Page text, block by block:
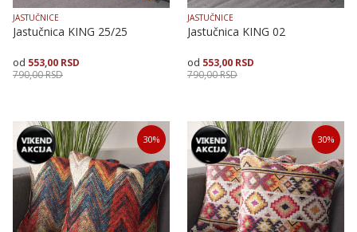
JASTUČNICE
Jastučnica KING 25/25
553,00 RSD
790,00RSD
Veličina
40X40
Dodaj u korpu
JASTUČNICE
Jastučnica KING 02
553,00 RSD
790,00RSD
Veličina
40X40
Dodaj u korpu
30% 30%